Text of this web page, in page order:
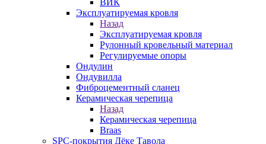
ВИК
Эксплуатируемая кровля
Назад
Эксплуатируемая кровля
Рулонный кровельный материал
Регулируемые опоры
Ондулин
Ондувилла
Фиброцементный сланец
Керамическая черепица
Назад
Керамическая черепица
Braas
SPC-покрытия Дёке Тавола